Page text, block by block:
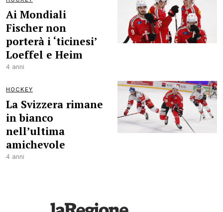
Ai Mondiali
Fischer non
porterà i ‘ticinesi’
Loeffel e Heim
4 anni
HOCKEY
La Svizzera rimane
in bianco
nell’ultima
amichevole
4 anni